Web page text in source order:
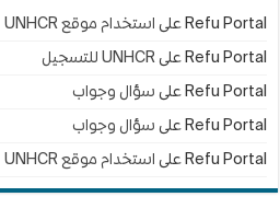
Refu Portal على استخدام موقع UNHCR
Refu Portal علىUNHCR للتسجيل
Refu Portal على سؤال وجواب
Refu Portal على سؤال وجواب
Refu Portal على استخدام موقع UNHCR